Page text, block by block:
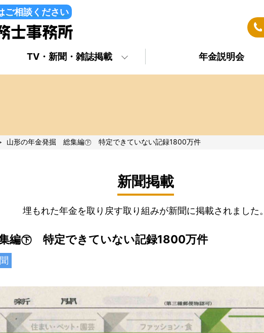
ご相談ください
TV・新聞・雑誌掲載 年金説明会
山形の年金発掘 総集編㊦ 特定できていない記録1800万件
新聞掲載
埋もれた年金を取り戻す取り組みが新聞に掲載されました。
編㊦ 特定できていない記録1800万件